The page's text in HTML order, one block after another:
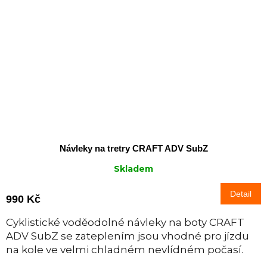
Návleky na tretry CRAFT ADV SubZ
Skladem
990 Kč Detail
Cyklistické voděodolné návleky na boty CRAFT
ADV SubZ se zateplením jsou vhodné pro jízdu
na kole ve velmi chladném nevlídném počasí.